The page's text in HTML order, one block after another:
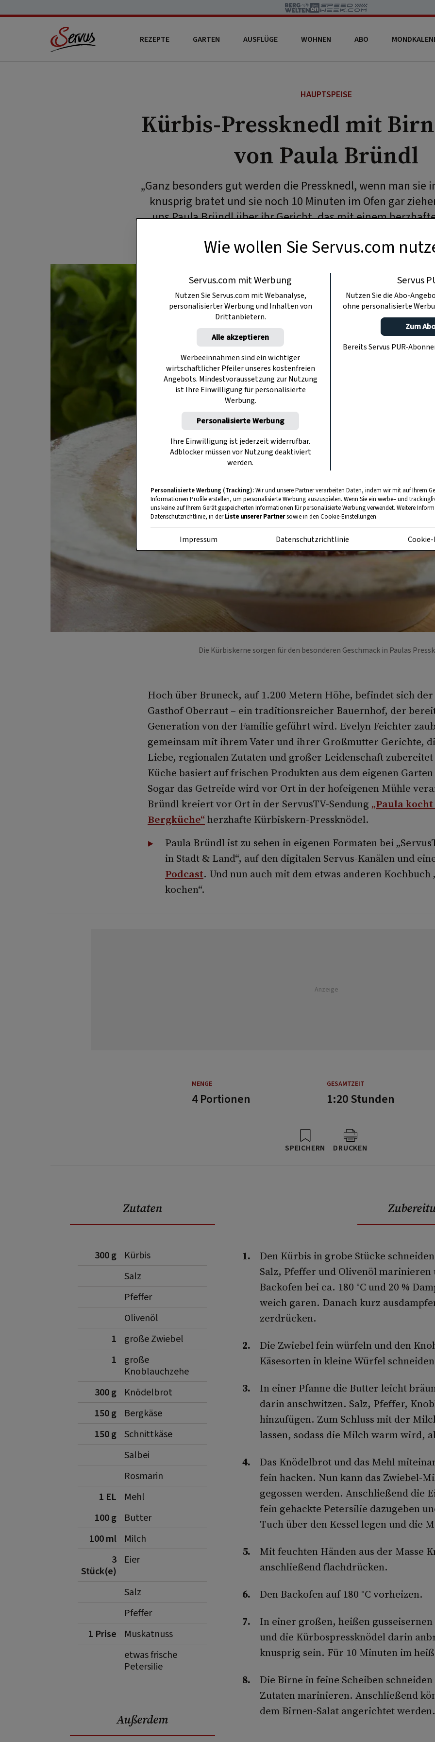
REZEPTE GARTEN AUSFLÜGE WOHNEN ABO
HAUPTSPEISE
Kürbis-Pressknedl mit
von Paula Bründl
„Ganz besonders gut werden die Pressknedl, wenn man sie
knusprig bratet und sie noch 10 Minuten im Ofen gar
uns Paula Bründl über ihr Gericht, das mit einem
Die Kürbiskerne sorgen für den besonderen Geschmack in Paulas
Hoch über Bruneck, auf 1.200 Metern Höhe, befindet sich
Gasthof Oberraut – ein traditionsreicher Bauernhof, der
Generation von der Familie geführt wird. Evelyn Feichter
gemeinsam mit ihrem Vater und ihrer Großmutter Gerichte,
Liebe, regionalen Zutaten und großer Leidenschaft
Küche basiert auf frischen Produkten aus dem eigenen
Sogar das Getreide wird vor Ort in der hofeigenen Mühle
Bründl kreiert vor Ort in der ServusTV-Sendung „Paula
Bergküche“ herzhafte Kürbiskern-Pressknödel.
Paula Bründl ist zu sehen in eigenen Formaten bei
in Stadt & Land“, auf den digitalen Servus-Kanälen und
Podcast. Und nun auch mit dem etwas anderen Kochbuch
kochen“.
Anzeige
MENGE GESAMTZEIT
4 Portionen 1:20 Stunden
SPEICHERN DRUCKEN
Zutaten
300 g
Kürbis
Salz
Pfeffer
Olivenöl
1
große Zwiebel
1
große
Knoblauchzehe
300 g
Knödelbrot
150 g
Bergkäse
150 g Schnittkäse
Salbei
Rosmarin
1 EL
Mehl
100 g
Butter
100 ml
Milch
3
Stück(e)
Eier
Salz
Pfeffer
1 Prise
Muskatnuss
etwas frische
Petersilie
Außerdem
Den Kürbis in grobe Stücke
Salz, Pfeffer und Olivenöl
Backofen bei ca. 180 °C und 20 %
weich garen. Danach kurz
zerdrücken.
Die Zwiebel fein würfeln und den
Käsesorten in kleine Würfel
In einer Pfanne die Butter leicht
darin anschwitzen. Salz, Pfeffer,
hinzufügen. Zum Schluss mit der
lassen, sodass die Milch warm wird,
Das Knödelbrot und das Mehl
fein hacken. Nun kann das Zwiebel-
gegossen werden. Anschließend die
fein gehackte Petersilie dazugeben
Tuch über den Kessel legen und die
Mit feuchten Händen aus der Masse
anschließend flachdrücken.
Den Backofen auf 180 °C vorheizen.
In einer großen, heißen
und die Kürbospressknödel darin
knusprig sein. Für 10 Minuten im
Die Birne in feine Scheiben
Zutaten marinieren. Anschließend
dem Birnen-Salat angerichtet werden.
Wie wollen Sie Servus.com
Servus.com mit Werbung
Nutzen Sie Servus.com mit Webanalyse,
personalisierter Werbung und Inhalten von
Drittanbietern.
Alle akzeptieren
Werbeeinnahmen sind ein wichtiger
wirtschaftlicher Pfeiler unseres kostenfreien
Angebots. Mindestvoraussetzung zur Nutzung
ist Ihre Einwilligung für personalisierte
Werbung.
Personalisierte Werbung
Ihre Einwilligung ist jederzeit widerrufbar.
Adblocker müssen vor Nutzung deaktiviert
werden.
Servus
Nutzen Sie die Abo-
ohne personalisierte
Zum
Bereits Servus PUR-
Personalisierte Werbung (Tracking):Wir und unsere Partner verarbeiten Daten, indem wir mit auf Ihrem
Informationen Profile erstellen, um personalisierte Werbung auszuspielen. Wenn Sie ein werbe– und
uns keine auf Ihrem Gerät gespeicherten Informationen für personalisierte Werbung verwendet. Weitere
Datenschutzrichtlinie, in derListe unserer Partnersowie in den Cookie-Einstellungen.
Impressum Datenschutzrichtlinie